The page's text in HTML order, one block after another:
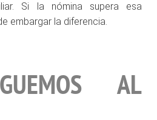
Si la nómina supera esa
embargar la diferencia.
AL